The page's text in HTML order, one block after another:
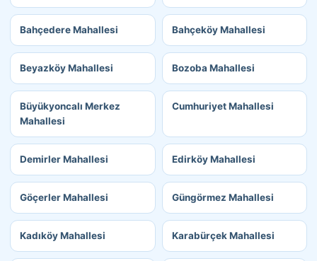
Bahçedere Mahallesi Bahçeköy Mahallesi
Beyazköy Mahallesi Bozoba Mahallesi
Büyükyoncalı Merkez
Mahallesi
Cumhuriyet Mahallesi
Demirler Mahallesi Edirköy Mahallesi
Göçerler Mahallesi Güngörmez Mahallesi
Kadıköy Mahallesi Karabürçek Mahallesi